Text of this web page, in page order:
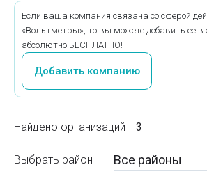
Если ваша компания связана со сферой
«Вольтметры», то вы можете добавить ее в
абсолютно БЕСПЛАТНО!
Добавить компанию
Найдено организаций 3
Выбрать район Все районы